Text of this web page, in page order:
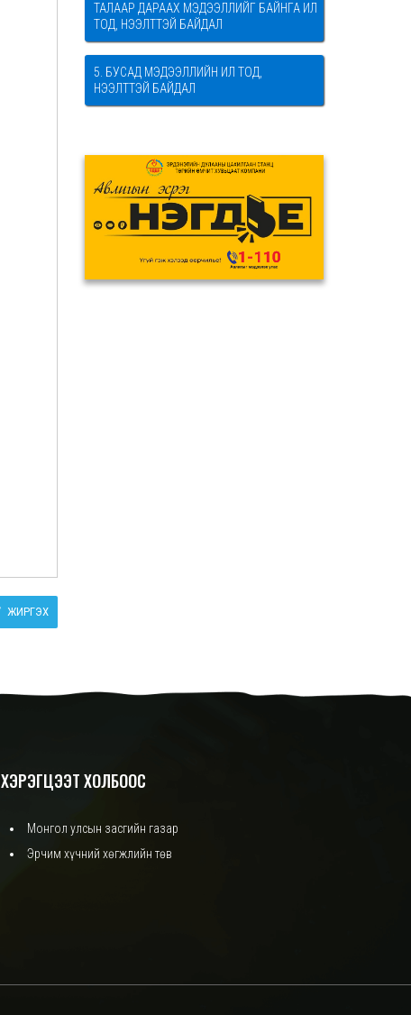
ЖИРГЭХ
ТАЛААР ДАРААХ МЭДЭЭЛЛИЙГ БАЙНГА ИЛ
ТОД, НЭЭЛТТЭЙ БАЙДАЛ
5. БУСАД МЭДЭЭЛЛИЙН ИЛ ТОД,
НЭЭЛТТЭЙ БАЙДАЛ
ХЭРЭГЦЭЭТ ХОЛБООС
Монгол улсын засгийн газар
Эрчим хүчний хөгжлийн төв